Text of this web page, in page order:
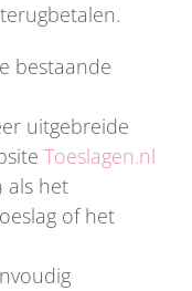
bestaande
uitgebreide
Toeslagen.nl
als het
of het